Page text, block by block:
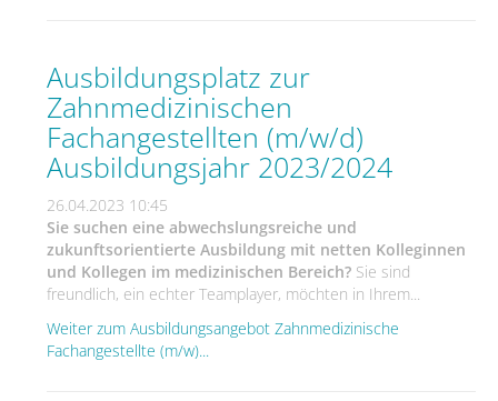
Ausbildungsplatz zur
Zahnmedizinischen
Fachangestellten (m/w/d)
Ausbildungsjahr 2023/2024
26.04.2023 10:45
Sie suchen eine abwechslungsreiche und
zukunftsorientierte Ausbildung mit netten Kolleginnen
und Kollegen im medizinischen Bereich? Sie sind
freundlich, ein echter Teamplayer, möchten in Ihrem...
Weiter zum Ausbildungsangebot Zahnmedizinische
Fachangestellte (m/w)...